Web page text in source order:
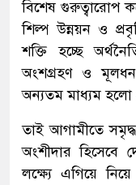
বিশেষ গুরুত্বারোপ
শিল্প উন্নয়ন ও
শক্তি হচ্ছে
অংশগ্রহণ ও মূলধন
অন্যতম মাধ্যম হলো
তাই আগামীতে
অংশীদার হিসেবে
লক্ষ্যে এগিয়ে